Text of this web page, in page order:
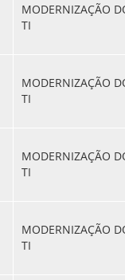
MODERNIZAÇÃO
TI
MODERNIZAÇÃO
TI
MODERNIZAÇÃO
TI
MODERNIZAÇÃO
TI